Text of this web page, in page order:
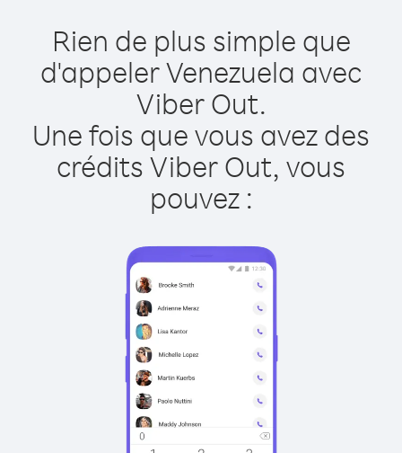
Rien de plus simple que
d'appeler Venezuela avec
Viber Out.
Une fois que vous avez des
crédits Viber Out, vous
pouvez :